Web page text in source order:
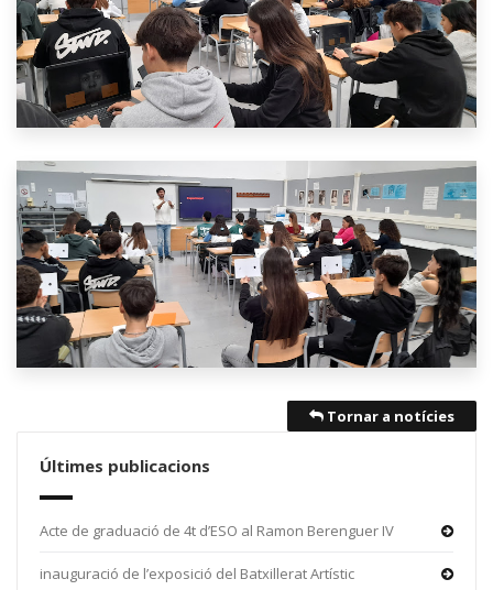
Tornar a notícies
Últimes publicacions
Acte de graduació de 4t d’ESO al Ramon Berenguer IV
inauguració de l’exposició del Batxillerat Artístic